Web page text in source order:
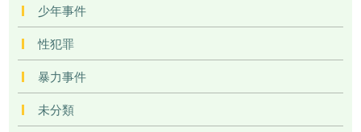
少年事件
性犯罪
暴力事件
未分類